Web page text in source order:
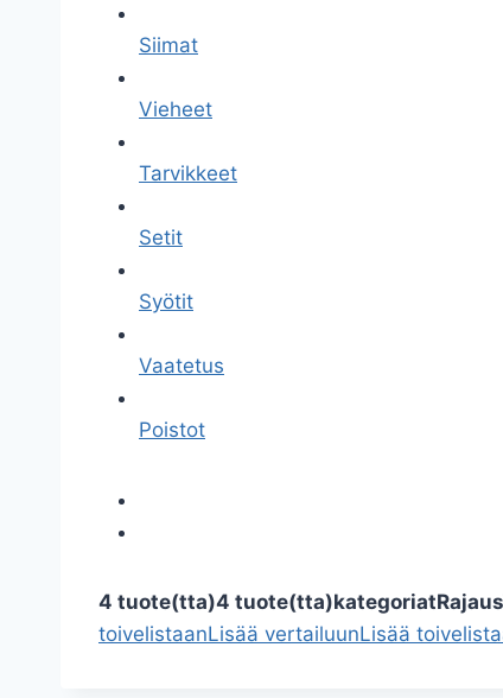
Siimat
Vieheet
Tarvikkeet
Setit
Syötit
Vaatetus
Poistot
4 tuote(tta)4 tuote(tta)kategoriatRajaus
toivelistaanLisää vertailuunLisää